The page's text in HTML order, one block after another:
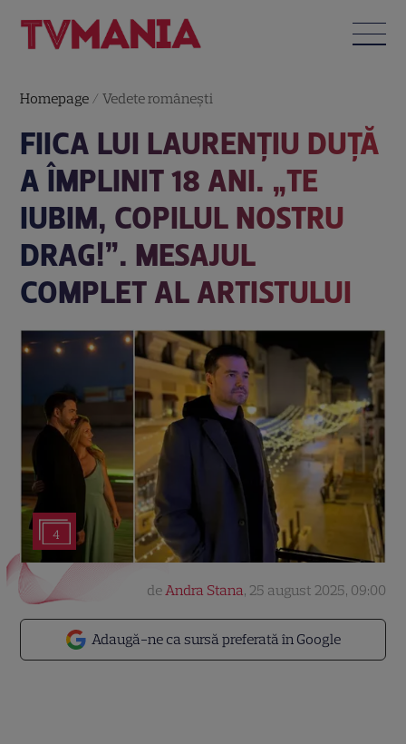
Homepage /Vedete româneşti
FIICA LUI LAURENȚIU DUȚĂ
A ÎMPLINIT 18 ANI. „TE
IUBIM, COPILUL NOSTRU
DRAG!”. MESAJUL
COMPLET AL ARTISTULUI
4
Adaugă-ne ca sursă preferată în Google
deAndra Stana, 25 august 2025, 09:00